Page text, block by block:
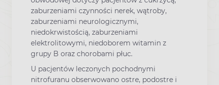
zaburzeniami czynności nerek, wątroby,
zaburzeniami neurologicznymi,
niedokrwistością, zaburzeniami
elektrolitowymi, niedoborem witamin z
grupy B oraz chorobami płuc.
U pacjentów leczonych pochodnymi
nitrofuranu obserwowano ostre, podostre i